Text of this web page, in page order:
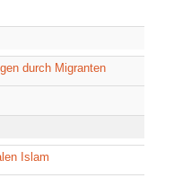
durch Migranten
Islam